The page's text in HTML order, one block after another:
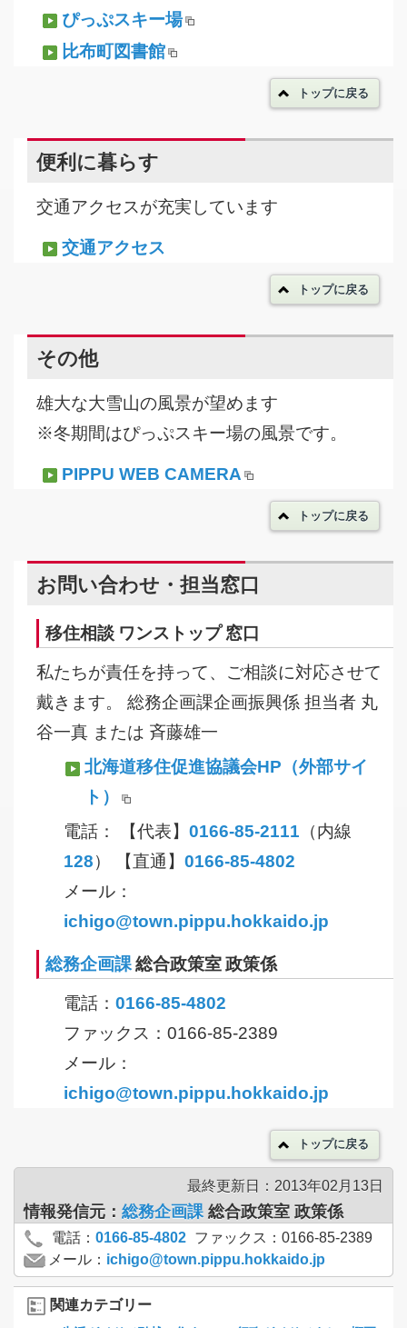
ぴっぷスキー場
比布町図書館
トップに戻る
便利に暮らす
交通アクセスが充実しています
交通アクセス
トップに戻る
その他
雄大な大雪山の風景が望めます
※冬期間はぴっぷスキー場の風景です。
PIPPU WEB CAMERA
トップに戻る
お問い合わせ・担当窓口
移住相談 ワンストップ 窓口
私たちが責任を持って、ご相談に対応させて
戴きます。 総務企画課企画振興係 担当者 丸
谷一真 または 斉藤雄一
北海道移住促進協議会HP （外部サイ
ト）
電話： 【代表】 0166-85-2111 （内線
128） 【直通】 0166-85-4802
メール：
ichigo@town.pippu.hokkaido.jp
総務企画課総合政策室 政策係
電話： 0166-85-4802
ファックス：0166-85-2389
メール：
ichigo@town.pippu.hokkaido.jp
トップに戻る
最終更新日：2013年02月13日
情報発信元： 総務企画課 総合政策室 政策係
電話： 0166-85-4802 ファックス：0166-85-2389
メール： ichigo@town.pippu.hokkaido.jp
関連カテゴリー